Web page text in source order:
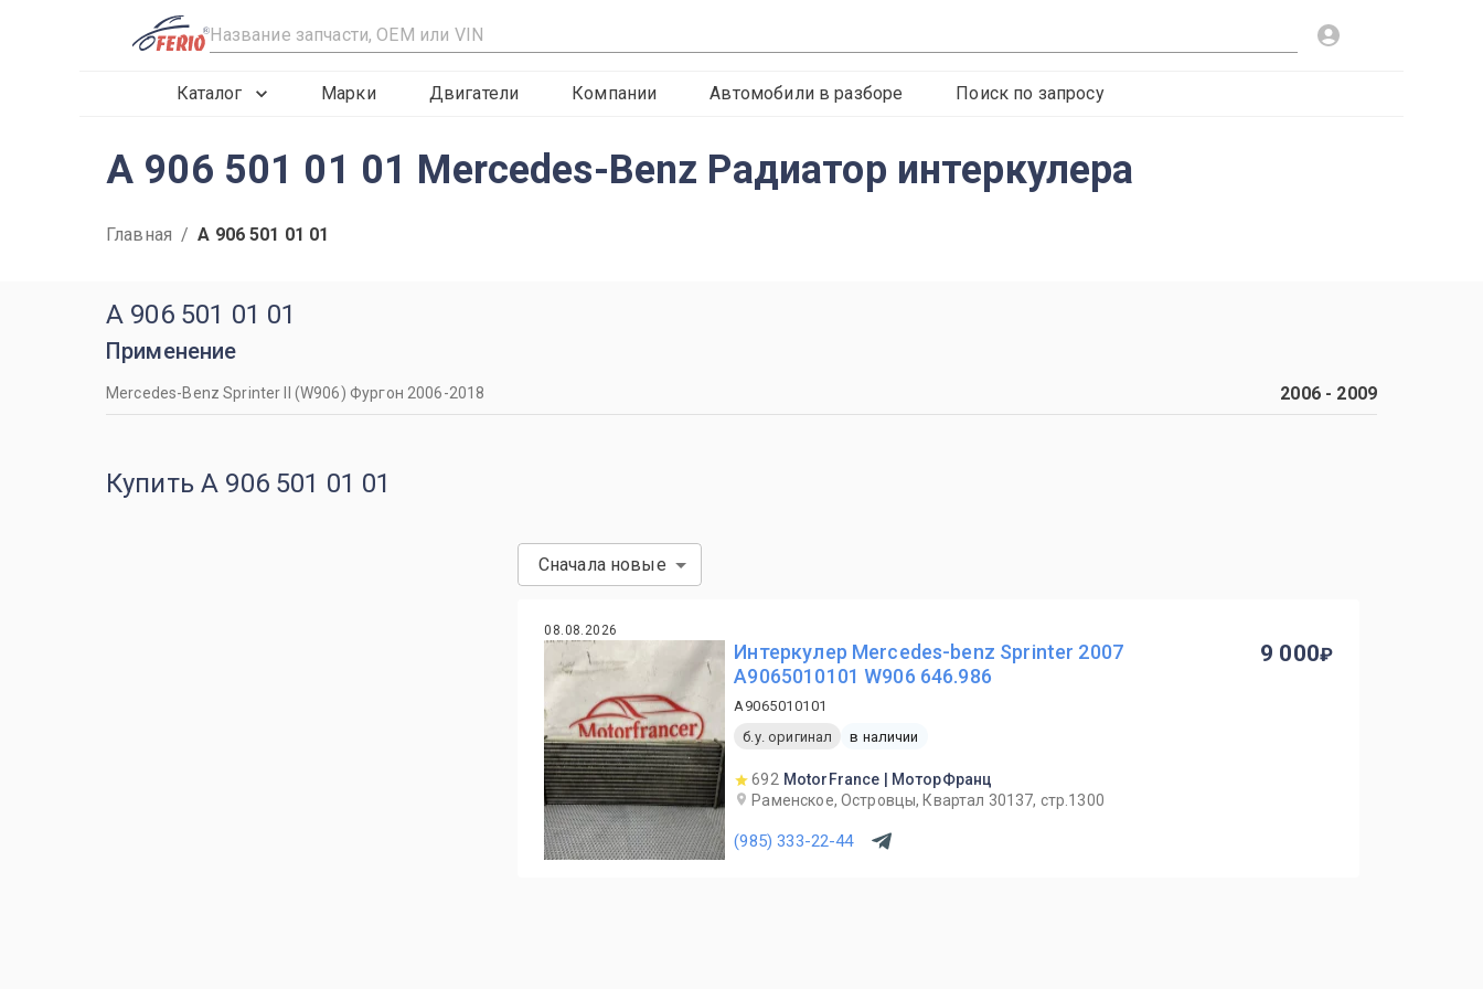
R
Каталог Марки Двигатели Компании Автомобили в разборе Поиск по запросу
A 906 501 01 01 Mercedes-Benz Радиатор интеркулера
Главная / A 906 501 01 01
A 906 501 01 01
Применение
Mercedes-Benz Sprinter II (W906) Фургон 2006-2018 2006- 2009
Купить A 906 501 01 01
Сначала новые
08.08.2026
Интеркулер Mercedes-benz Sprinter 2007
A9065010101 W906 646.986
A9065010101
б.у. оригинал
в наличии
692 MotorFrance | МоторФранц
Раменское, Островцы, Квартал 30137, стр.1300
(985) 333-22-44
9 000